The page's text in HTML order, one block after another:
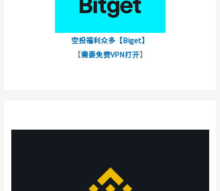
空投福利众多【Biget】
【需要免费VPN打开】